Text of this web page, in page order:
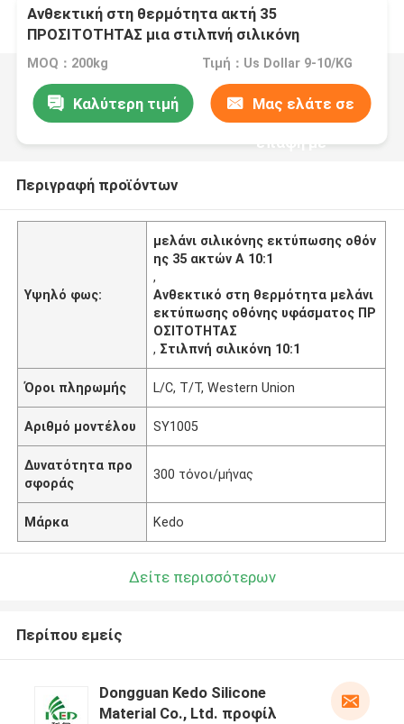
Ανθεκτική στη θερμότητα ακτή 35
ΠΡΟΣΙΤΟΤΗΤΑΣ μια στιλπνή σιλικόνη
σκληρότητας για το επίστρωμα επιφάνειας
MOQ：200kg Τιμή：Us Dollar 9-10/KG
Καλύτερη τιμή Μας ελάτε σε
επαφή με
Περιγραφή προϊόντων
Υψηλό φως:
μελάνι σιλικόνης εκτύπωσης οθόν
ης 35 ακτών Α 10:1
,
Ανθεκτικό στη θερμότητα μελάνι
εκτύπωσης οθόνης υφάσματος ΠΡ
ΟΣΙΤΟΤΗΤΑΣ
, Στιλπνή σιλικόνη 10:1
Όροι πληρωμής L/C, T/T, Western Union
Αριθμό μοντέλου SY1005
Δυνατότητα προ
σφοράς
300 τόνοι/μήνας
Μάρκα Kedo
Δείτε περισσότερων
Περίπου εμείς
Dongguan Kedo Silicone
Material Co., Ltd. προφίλ